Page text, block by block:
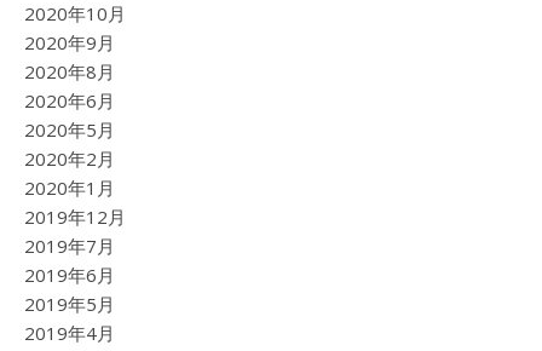
2020年10月
2020年9月
2020年8月
2020年6月
2020年5月
2020年2月
2020年1月
2019年12月
2019年7月
2019年6月
2019年5月
2019年4月